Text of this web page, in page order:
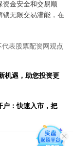
资金安全和交易顺
无限交易潜能，在
表股票配资网观点
机遇，助您投资更
户：快速入市，把